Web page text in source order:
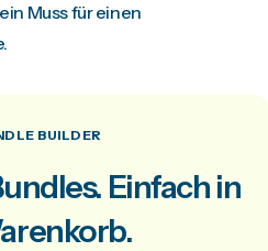
Muss für einen
BUILDER
Einfach in